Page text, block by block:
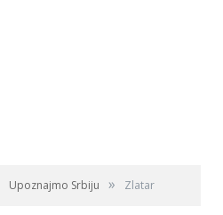
Upoznajmo Srbiju » Zlatar